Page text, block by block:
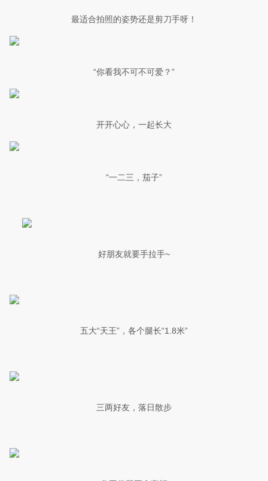
最适合拍照的姿势还是剪刀手呀！
“你看我不可不可爱？”
开开心心，一起长大
“一二三，茄子”
好朋友就要手拉手~
五大“天王”，各个腿长“1.8米”
三两好友，落日散步